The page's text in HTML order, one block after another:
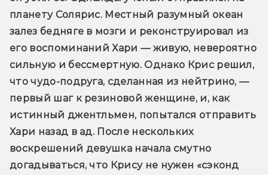
планету Солярис. Местный разумный океан
залез бедняге в мозги и реконструировал из
его воспоминаний Хари — живую, невероятно
сильную и бессмертную. Однако Крис решил,
что чудо-подруга, сделанная из нейтрино, —
первый шаг к резиновой женщине, и, как
истинный джентльмен, попытался отправить
Хари назад в ад. После нескольких
воскрешений девушка начала смутно
догадываться, что Крису не нужен «сэконд